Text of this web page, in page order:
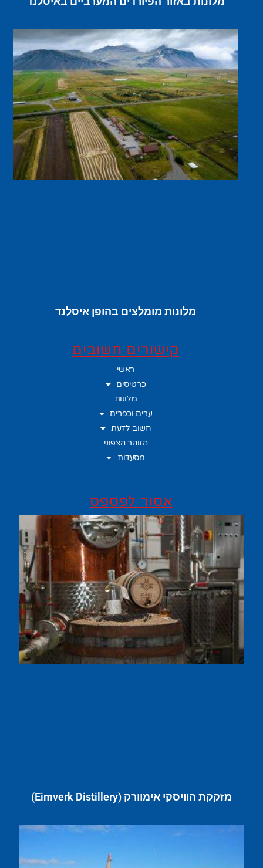
מלונות מומלצים בהופן איסלנד
קישורים חשובים
ראשי
כרטיסים
מלונות
ערים וכפרים
חשוב לדעת
הזוהר הצפוני
מסעדות
אסור לפספס
מזקקת הוויסקי אימוורק (Eimverk Distillery)